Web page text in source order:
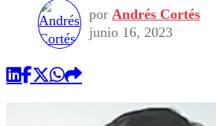
Seleccion Chilena
Torneo Internacional
Economía
Internacional
Publicaciones en
Opinión
por Andrés Cortés
junio 16, 2023